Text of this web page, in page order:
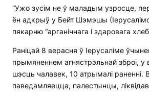
“Ужо зусім не ў маладым узросце,
ён адкрыў у Бейт Шэмэшы
пякарню “арганічнага і здаровага
Раніцай 8 верасня ў Іерусаліме
прымяненнем агнястрэльнай зброі, у
шэсць чалавек, 10 атрымалі раненні.
паведамляецца, палестынцы,